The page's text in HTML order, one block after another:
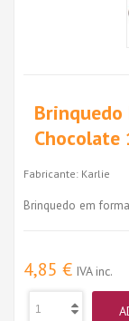
Brinquedo
Chocolate
Fabricante: Karlie
Brinquedo em
4,85 € IVA inc.